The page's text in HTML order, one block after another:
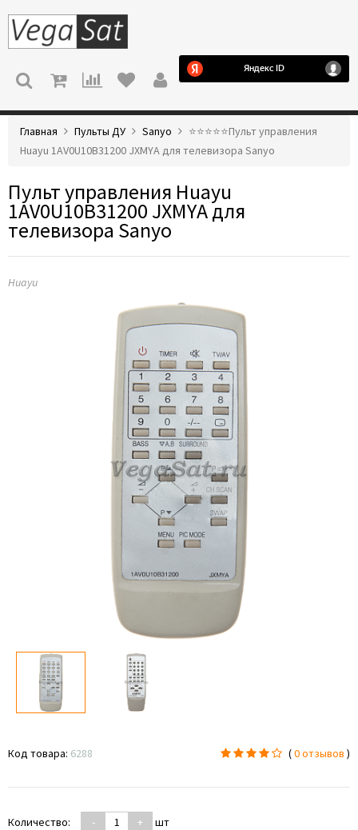
МЕНЮ
Главная Пульты ДУ Sanyo
⭐️⭐️⭐️⭐️⭐️Пульт управления
Huayu 1AV0U10B31200 JXMYA для телевизора Sanyo
Пульт управления Huayu
1AV0U10B31200 JXMYA для
телевизора Sanyo
Huayu
Код товара: 6288 (0 отзывов )
Количество: - + шт